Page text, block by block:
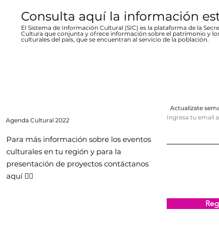
Consulta aquí la información
El Sistema de Información Cultural (SIC) es la plataforma de la
Cultura que conjunta y ofrece información sobre el patrimonio y
culturales del país, que se encuentran al servicio de la población.
Agenda Cultural 2022
Para más información sobre los eventos
culturales en tu región y para la
presentación de proyectos contáctanos
aquí 👇🏻
Actualízate
Ingresa tu email